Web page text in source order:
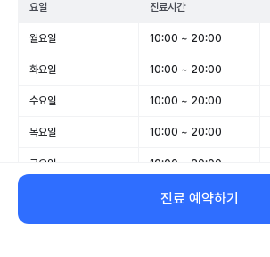
요일 진료시간
월요일 10:00 ~ 20:00
화요일 10:00 ~ 20:00
수요일 10:00 ~ 20:00
목요일 10:00 ~ 20:00
금요일 10:00 ~ 20:00
10:00 ~ 14:00
일요일 00:00 ~ 00:05
진료 예약하기